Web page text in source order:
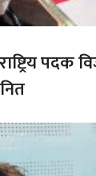
पदक